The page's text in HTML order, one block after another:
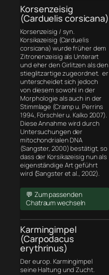
Korsenzeisig
(Carduelis corsicana)
Korsenzeisig / syn.
Korsikazeisig (Carduelis
corsicana) wurde früher dem
Zitronenzeisig als Unterart
und eher den Girlitzen als den
stieglitzartige zugeordnet. er
unterscheidet sich jedoch
von diesem sowohl in der
Morphologie als auch in der
Stimmlage (Cramp u. Perrins
1994, Förschler u. Kalko 2007).
Diese Annahme wird durch
Untersuchungen der
mitochondrialen DNA
(Sangster, 2000) bestätigt, so
dass der Korsikazeisig nun als
eigenständige Art geführt
wird (Sangster et al., 2002).
💬 Zum passenden
Chatraum wechseln
Karmingimpel
(Carpodacus
erythrinus)
Der europ. Karmingimpel
seine Haltung und Zucht.